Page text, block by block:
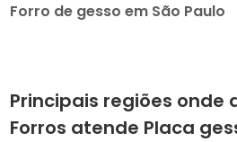
Forro de gesso em São Paulo
Principais regiões onde
Forros atende Placa